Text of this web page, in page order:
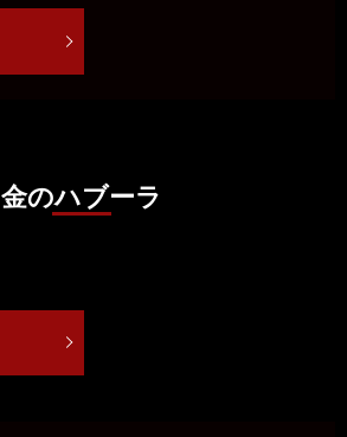
金のハブーラ